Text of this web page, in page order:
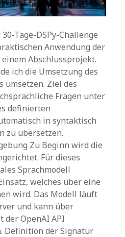
Tage-DSPy-Challenge
Anwendung der
Abschlussprojekt.
ich die Umsetzung des
umsetzen. Ziel des
Fragen unter
definierten
in syntaktisch
zu übersetzen.
Zu Beginn wird die
Für dieses
Sprachmodell
welches über eine
wird. Das Modell läuft
und kann über
der OpenAI API
Definition der Signatur